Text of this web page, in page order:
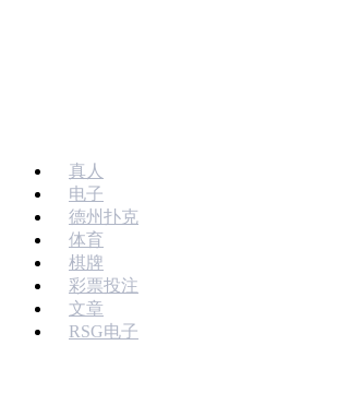
真人
电子
德州扑克
体育
棋牌
彩票投注
文章
RSG电子